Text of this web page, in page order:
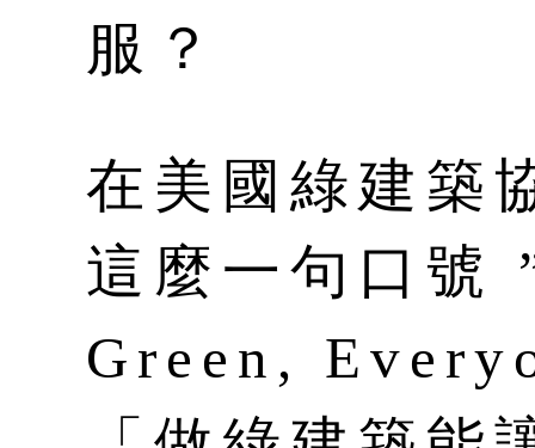
服？
在美國綠建築
這麼一句口
Green,